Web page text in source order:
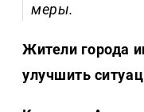
меры.
Жители города
улучшить